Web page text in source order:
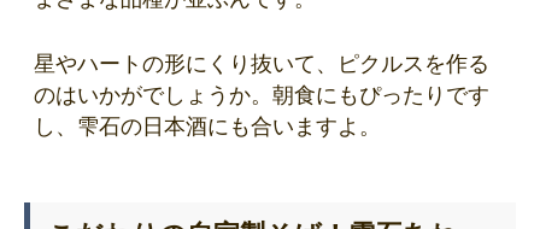
星やハートの形にくり抜いて、ピクルスを作る
のはいかがでしょうか。朝食にもぴったりです
し、雫石の日本酒にも合いますよ。